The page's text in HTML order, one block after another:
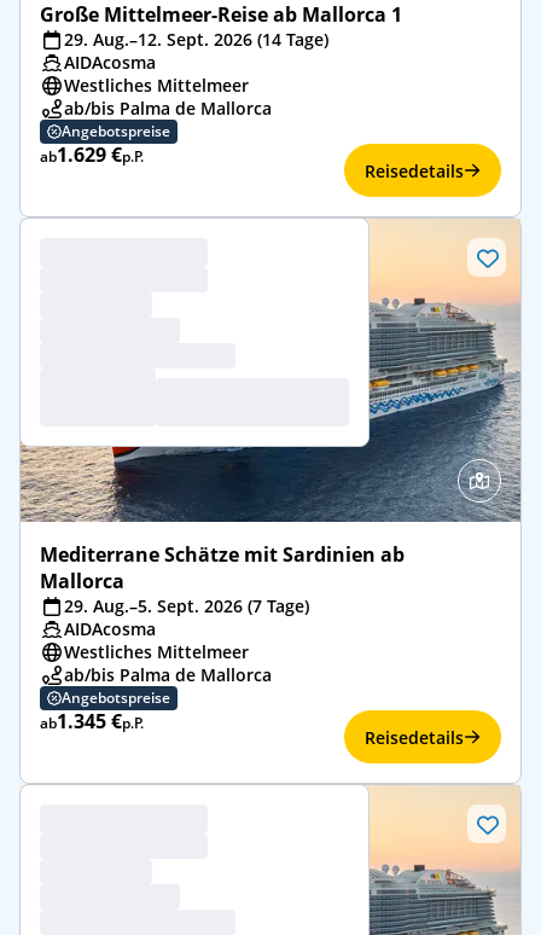
Große Mittelmeer-Reise ab Mallorca 1
29. Aug.–12. Sept. 2026 (14 Tage)
AIDAcosma
Westliches Mittelmeer
ab/bis Palma de Mallorca
Angebotspreise
ab1.629 €p.P.
Reisedetails
Mediterrane Schätze mit Sardinien ab
Mallorca
29. Aug.–5. Sept. 2026 (7 Tage)
AIDAcosma
Westliches Mittelmeer
ab/bis Palma de Mallorca
Angebotspreise
ab1.345 €p.P.
Reisedetails